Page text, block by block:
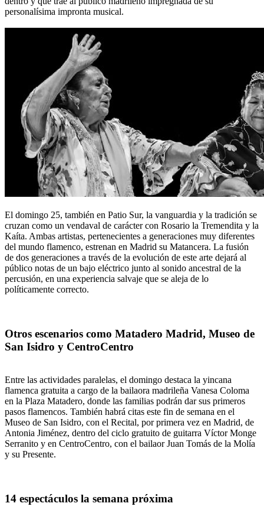
personalísima impronta musical.
El domingo 25, también en Patio Sur, la vanguardia y la tradición se
cruzan como un vendaval de carácter con Rosario la Tremendita y la
Kaíta. Ambas artistas, pertenecientes a generaciones muy diferentes
del mundo flamenco, estrenan en Madrid su Matancera. La fusión
de dos generaciones a través de la evolución de este arte dejará al
público notas de un bajo eléctrico junto al sonido ancestral de la
percusión, en una experiencia salvaje que se aleja de lo
políticamente correcto.
Otros escenarios como Matadero Madrid, Museo de
San Isidro y CentroCentro
Entre las actividades paralelas, el domingo destaca la yincana
flamenca gratuita a cargo de la bailaora madrileña Vanesa Coloma
en la Plaza Matadero, donde las familias podrán dar sus primeros
pasos flamencos. También habrá citas este fin de semana en el
Museo de San Isidro, con el Recital, por primera vez en Madrid, de
Antonia Jiménez, dentro del ciclo gratuito de guitarra Víctor Monge
Serranito y en CentroCentro, con el bailaor Juan Tomás de la Molía
y su Presente.
14 espectáculos la semana próxima